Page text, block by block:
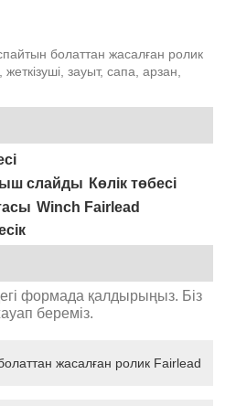
болаттан жасалған ролик
зауыт, сапа, арзан,
слайды Көлік төбесі
Winch Fairlead
формада қалдырыңыз. Біз
береміз.